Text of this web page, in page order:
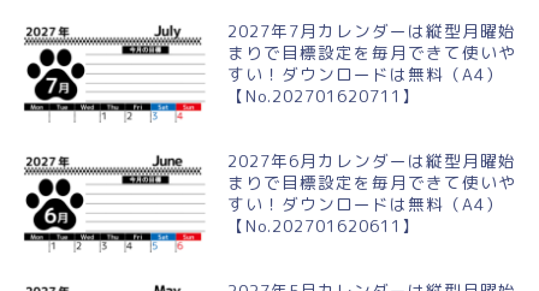
2027年7月カレンダーは縦型月曜始
まりで目標設定を毎月できて使いや
すい！ダウンロードは無料（A4）
【No.202701620711】
2027年6月カレンダーは縦型月曜始
まりで目標設定を毎月できて使いや
すい！ダウンロードは無料（A4）
【No.202701620611】